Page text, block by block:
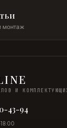
монтаж
И
43-94